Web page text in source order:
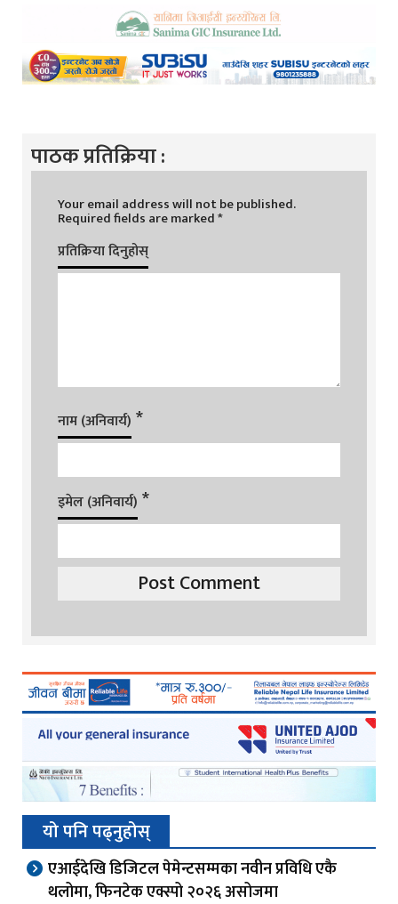
पाठक प्रतिक्रिया :
Your email address will not be published.
Required fields are marked*
प्रतिक्रिया दिनुहोस्
नाम (अनिवार्य) *
इमेल (अनिवार्य) *
यो पनि पढ्नुहोस्
एआईदेखि डिजिटल पेमेन्टसम्मका नवीन प्रविधि एकै
थलोमा, फिनटेक एक्स्पो २०२६ असोजमा